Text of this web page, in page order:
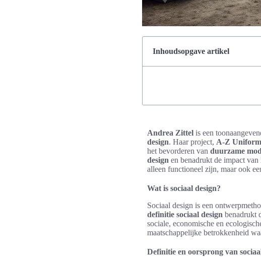
Inhoudsopgave artikel
Andrea Zittel is een
design. Haar project, A-Z
het bevorderen van duurzame
design en benadrukt de impact
alleen functioneel zijn, maar ook
Wat is sociaal design?
Sociaal design is een
definitie sociaal design benadrukt
sociale, economische en
maatschappelijke betrokkenheid
Definitie en oorsprong van